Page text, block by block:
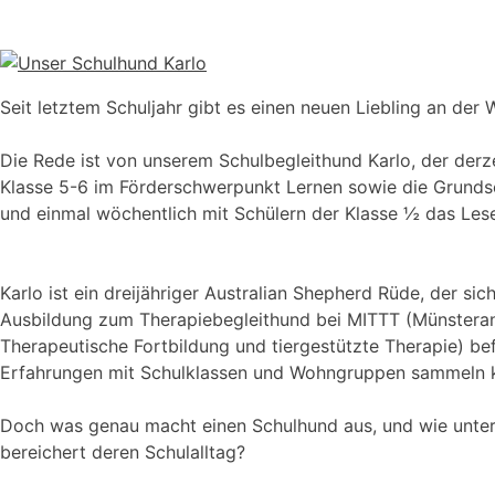
Seit letztem Schuljahr gibt es einen neuen Liebling an der
Die Rede ist von unserem Schulbegleithund Karlo, der
Klasse 5-6 im Förderschwerpunkt Lernen sowie die
und einmal wöchentlich mit Schülern der Klasse ½ das
Karlo ist ein dreijähriger Australian Shepherd Rüde, der
Ausbildung zum Therapiebegleithund bei MITTT
Therapeutische Fortbildung und tiergestützte Therapie)
Erfahrungen mit Schulklassen und Wohngruppen sammeln
Doch was genau macht einen Schulhund aus, und wie
bereichert deren Schulalltag?